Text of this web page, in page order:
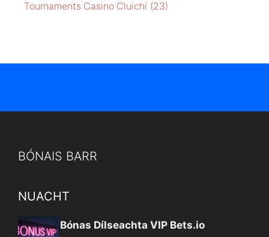
Tournaments Casino Cluichí (23)
BÓNAIS BARR
NUACHT
Bónas Dílseachta VIP Bets.io